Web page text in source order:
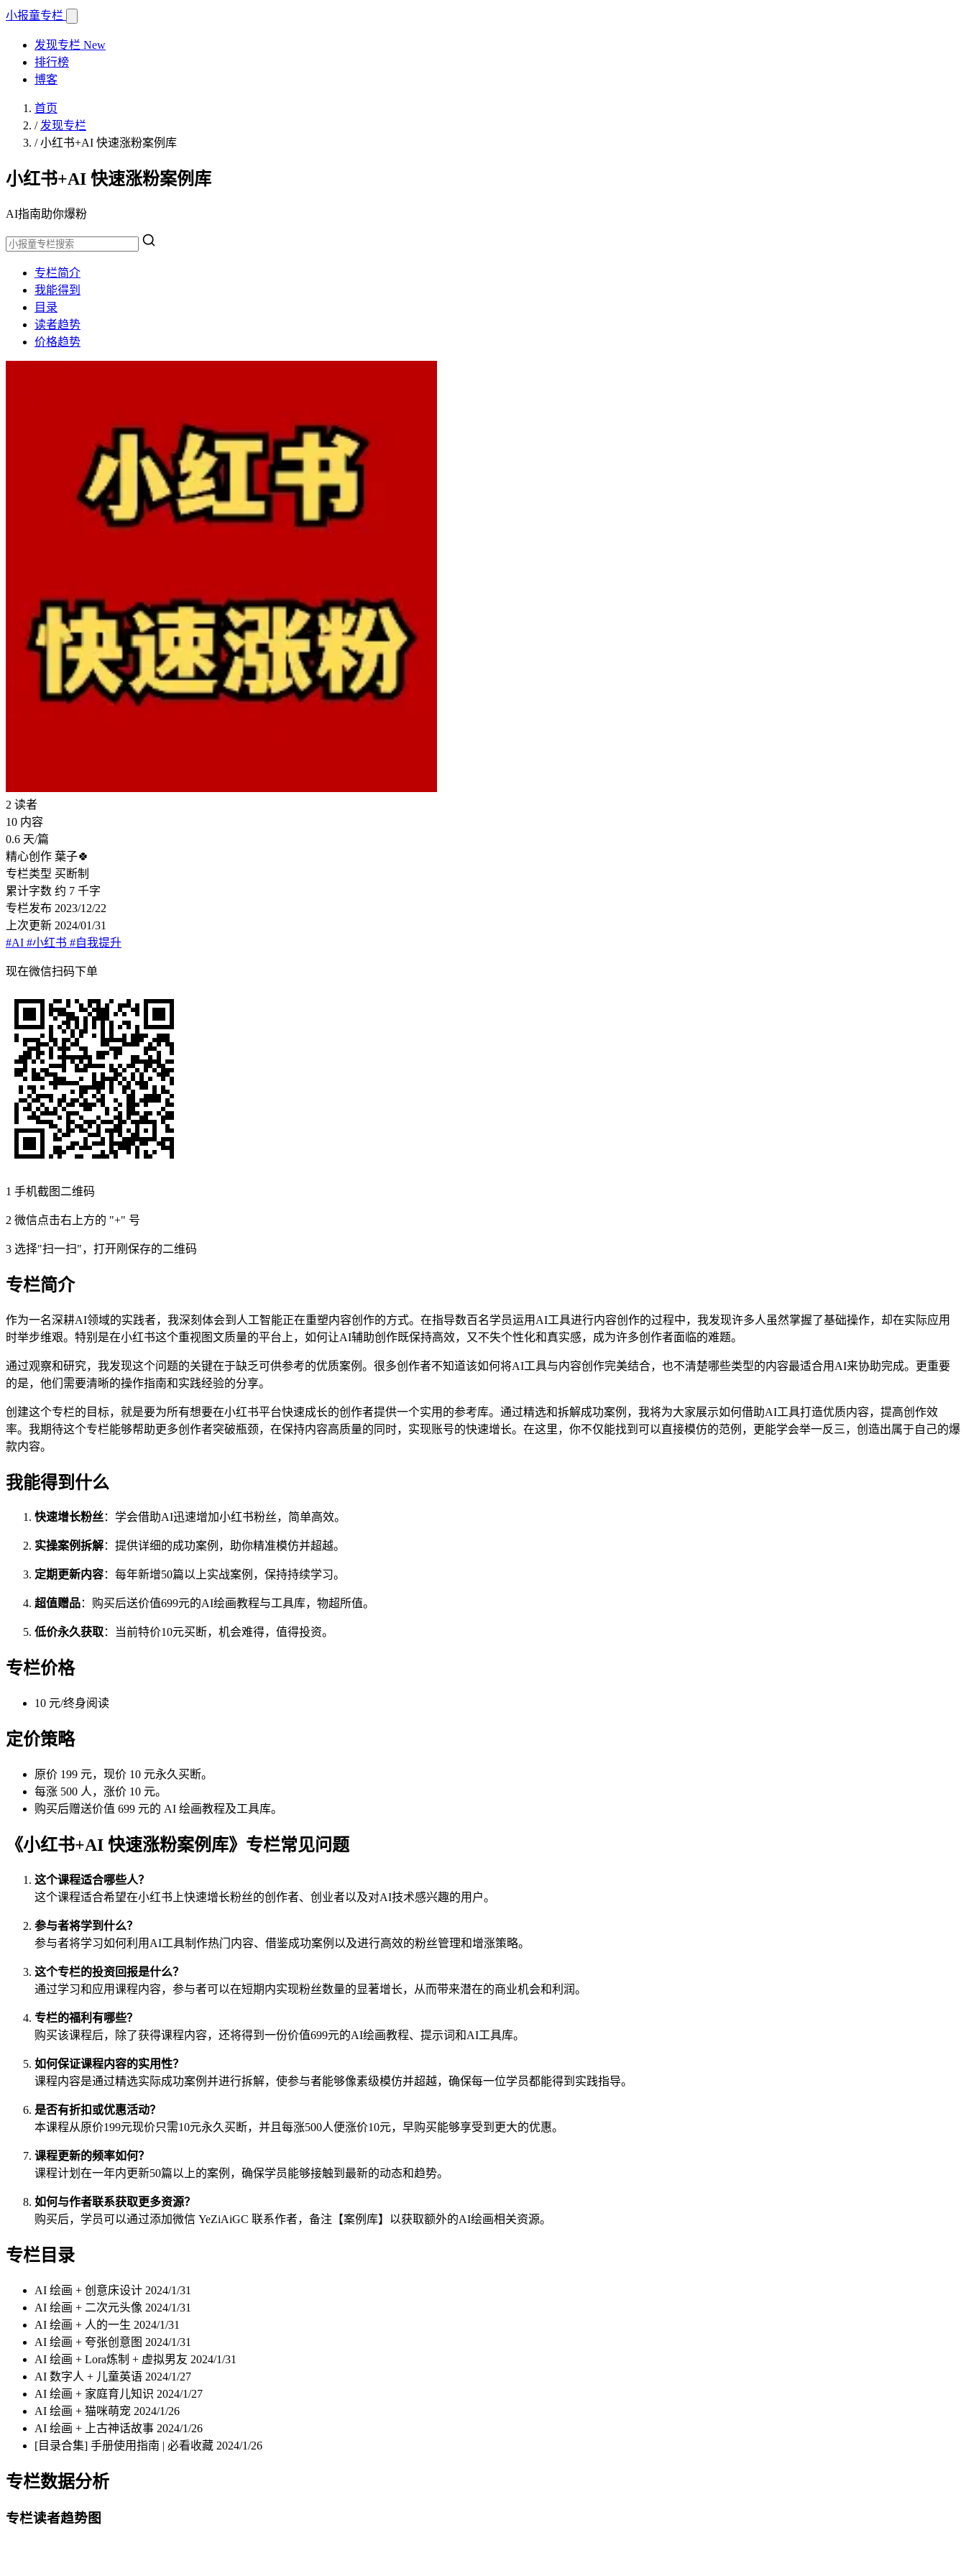
小报童专栏
发现专栏 New
排行榜
博客
首页
/ 发现专栏
/小红书+AI 快速涨粉案例库
小红书+AI 快速涨粉案例库
AI指南助你爆粉
专栏简介
我能得到
目录
读者趋势
价格趋势
2 读者
10 内容
0.6 天/篇
精心创作 葉子🍀
专栏类型 买断制
累计字数 约 7 千字
专栏发布 2023/12/22
上次更新 2024/01/31
#AI #小红书 #自我提升
现在微信扫码下单
1 手机截图二维码
2 微信点击右上方的 "+" 号
3 选择"扫一扫"，打开刚保存的二维码
专栏简介
作为一名深耕AI领域的实践者，我深刻体会到人工智能正在重塑内容创作的方式。在指导数百名学员运用AI工具进行内容创作的过程中，我发现许多人虽然掌握了基础操作，却在实际应用
时举步维艰。特别是在小红书这个重视图文质量的平台上，如何让AI辅助创作既保持高效，又不失个性化和真实感，成为许多创作者面临的难题。
通过观察和研究，我发现这个问题的关键在于缺乏可供参考的优质案例。很多创作者不知道该如何将AI工具与内容创作完美结合，也不清楚哪些类型的内容最适合用AI来协助完成。更重要
的是，他们需要清晰的操作指南和实践经验的分享。
创建这个专栏的目标，就是要为所有想要在小红书平台快速成长的创作者提供一个实用的参考库。通过精选和拆解成功案例，我将为大家展示如何借助AI工具打造优质内容，提高创作效
率。我期待这个专栏能够帮助更多创作者突破瓶颈，在保持内容高质量的同时，实现账号的快速增长。在这里，你不仅能找到可以直接模仿的范例，更能学会举一反三，创造出属于自己的爆
款内容。
我能得到什么
快速增长粉丝：学会借助AI迅速增加小红书粉丝，简单高效。
实操案例拆解：提供详细的成功案例，助你精准模仿并超越。
定期更新内容：每年新增50篇以上实战案例，保持持续学习。
超值赠品：购买后送价值699元的AI绘画教程与工具库，物超所值。
低价永久获取：当前特价10元买断，机会难得，值得投资。
专栏价格
10 元/终身阅读
定价策略
原价 199 元，现价 10 元永久买断。
每涨 500 人，涨价 10 元。
购买后赠送价值 699 元的 AI 绘画教程及工具库。
《小红书+AI 快速涨粉案例库》专栏常见问题
这个课程适合哪些人？
这个课程适合希望在小红书上快速增长粉丝的创作者、创业者以及对AI技术感兴趣的用户。
参与者将学到什么？
参与者将学习如何利用AI工具制作热门内容、借鉴成功案例以及进行高效的粉丝管理和增涨策略。
这个专栏的投资回报是什么？
通过学习和应用课程内容，参与者可以在短期内实现粉丝数量的显著增长，从而带来潜在的商业机会和利润。
专栏的福利有哪些？
购买该课程后，除了获得课程内容，还将得到一份价值699元的AI绘画教程、提示词和AI工具库。
如何保证课程内容的实用性？
课程内容是通过精选实际成功案例并进行拆解，使参与者能够像素级模仿并超越，确保每一位学员都能得到实践指导。
是否有折扣或优惠活动？
本课程从原价199元现价只需10元永久买断，并且每涨500人便涨价10元，早购买能够享受到更大的优惠。
课程更新的频率如何？
课程计划在一年内更新50篇以上的案例，确保学员能够接触到最新的动态和趋势。
如何与作者联系获取更多资源？
购买后，学员可以通过添加微信 YeZiAiGC 联系作者，备注【案例库】以获取额外的AI绘画相关资源。
专栏目录
AI 绘画 + 创意床设计 2024/1/31
AI 绘画 + 二次元头像 2024/1/31
AI 绘画 + 人的一生 2024/1/31
AI 绘画 + 夸张创意图 2024/1/31
AI 绘画 + Lora炼制 + 虚拟男友 2024/1/31
AI 数字人 + 儿童英语 2024/1/27
AI 绘画 + 家庭育儿知识 2024/1/27
AI 绘画 + 猫咪萌宠 2024/1/26
AI 绘画 + 上古神话故事 2024/1/26
[目录合集] 手册使用指南 | 必看收藏 2024/1/26
专栏数据分析
专栏读者趋势图